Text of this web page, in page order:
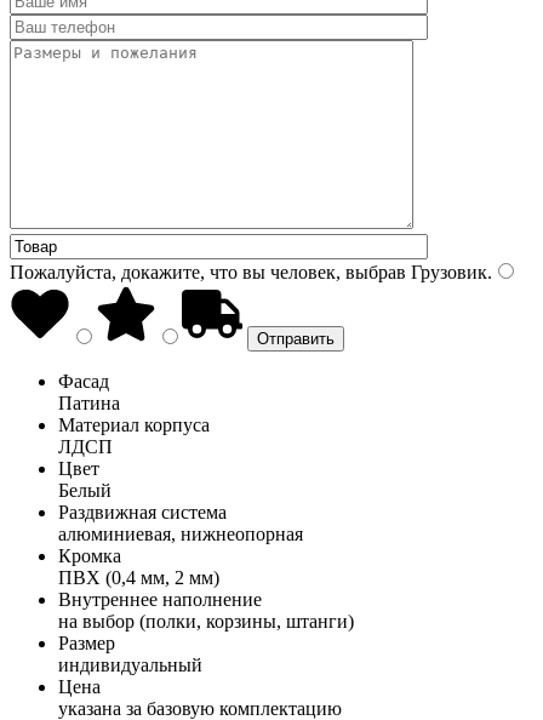
Пожалуйста, докажите, что вы человек, выбрав Грузовик.
Фасад
Патина
Материал корпуса
ЛДСП
Цвет
Белый
Раздвижная система
алюминиевая, нижнеопорная
Кромка
ПВХ (0,4 мм, 2 мм)
Внутреннее наполнение
на выбор (полки, корзины, штанги)
Размер
индивидуальный
Цена
указана за базовую комплектацию